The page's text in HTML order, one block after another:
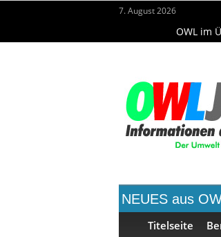
7. August 2026
OWL im
NEUES aus
Titelseite